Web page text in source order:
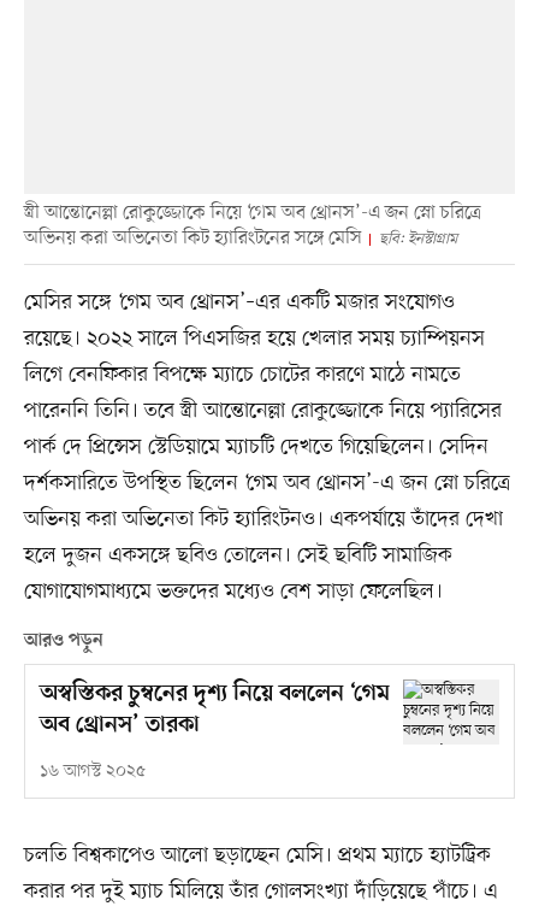
স্ত্রী আন্তোনেল্লা রোকুজ্জোকে নিয়ে ‘গেম অব থ্রোনস’-এ জন স্নো চরিত্রে
অভিনয় করা অভিনেতা কিট হ্যারিংটনের সঙ্গে মেসি
ছবি: ইনস্টাগ্রাম
মেসির সঙ্গে ‘গেম অব থ্রোনস’–এর একটি মজার সংযোগও
রয়েছে। ২০২২ সালে পিএসজির হয়ে খেলার সময় চ্যাম্পিয়নস
লিগে বেনফিকার বিপক্ষে ম্যাচে চোটের কারণে মাঠে নামতে
পারেননি তিনি। তবে স্ত্রী আন্তোনেল্লা রোকুজ্জোকে নিয়ে প্যারিসের
পার্ক দে প্রিন্সেস স্টেডিয়ামে ম্যাচটি দেখতে গিয়েছিলেন। সেদিন
দর্শকসারিতে উপস্থিত ছিলেন ‘গেম অব থ্রোনস’-এ জন স্নো চরিত্রে
অভিনয় করা অভিনেতা কিট হ্যারিংটনও। একপর্যায়ে তাঁদের দেখা
হলে দুজন একসঙ্গে ছবিও তোলেন। সেই ছবিটি সামাজিক
যোগাযোগমাধ্যমে ভক্তদের মধ্যেও বেশ সাড়া ফেলেছিল।
আরও পড়ুন
অস্বস্তিকর চুম্বনের দৃশ্য নিয়ে বললেন ‘গেম
অব থ্রোনস’ তারকা
১৬ আগস্ট ২০২৫
চলতি বিশ্বকাপেও আলো ছড়াচ্ছেন মেসি। প্রথম ম্যাচে হ্যাটট্রিক
করার পর দুই ম্যাচ মিলিয়ে তাঁর গোলসংখ্যা দাঁড়িয়েছে পাঁচে। এ